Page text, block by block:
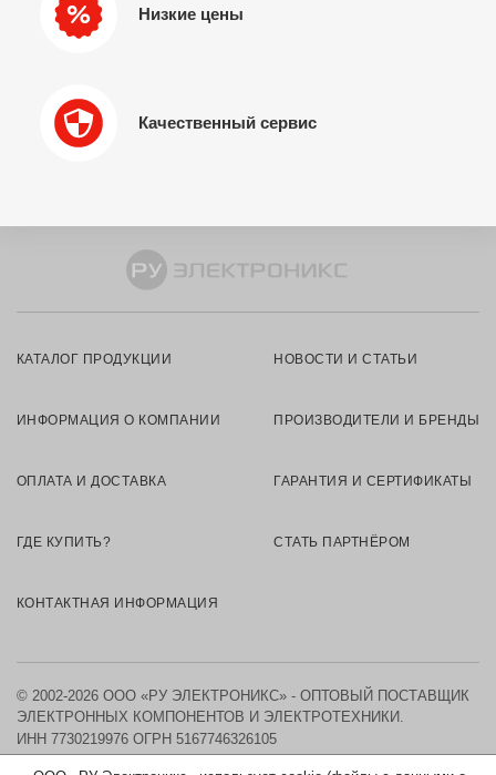
Низкие цены
Качественный сервис
КАТАЛОГ ПРОДУКЦИИ НОВОСТИ И СТАТЬИ
ИНФОРМАЦИЯ О КОМПАНИИ ПРОИЗВОДИТЕЛИ И БРЕНДЫ
ОПЛАТА И ДОСТАВКА ГАРАНТИЯ И СЕРТИФИКАТЫ
ГДЕ КУПИТЬ? СТАТЬ ПАРТНЁРОМ
КОНТАКТНАЯ ИНФОРМАЦИЯ
© 2002-2026 ООО «РУ ЭЛЕКТРОНИКС» - ОПТОВЫЙ ПОСТАВЩИК
ЭЛЕКТРОННЫХ КОМПОНЕНТОВ И ЭЛЕКТРОТЕХНИКИ.
ИНН 7730219976 ОГРН 5167746326105